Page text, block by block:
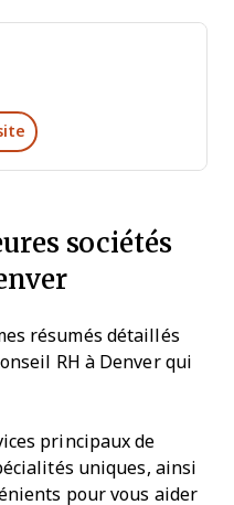
sociétés
résumés détaillés
RH à Denver qui
principaux de
uniques, ainsi
pour vous aider